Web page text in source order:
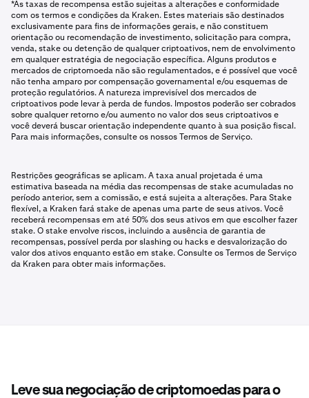
*As taxas de recompensa estão sujeitas a alterações e conformidade
com os termos e condições da Kraken. Estes materiais são destinados
exclusivamente para fins de informações gerais, e não constituem
orientação ou recomendação de investimento, solicitação para compra,
venda, stake ou detenção de qualquer criptoativos, nem de envolvimento
em qualquer estratégia de negociação específica. Alguns produtos e
mercados de criptomoeda não são regulamentados, e é possível que você
não tenha amparo por compensação governamental e/ou esquemas de
proteção regulatórios. A natureza imprevisível dos mercados de
criptoativos pode levar à perda de fundos. Impostos poderão ser cobrados
sobre qualquer retorno e/ou aumento no valor dos seus criptoativos e
você deverá buscar orientação independente quanto à sua posição fiscal.
Para mais informações, consulte os nossos Termos de Serviço.
Restrições geográficas se aplicam. A taxa anual projetada é uma
estimativa baseada na média das recompensas de stake acumuladas no
período anterior, sem a comissão, e está sujeita a alterações. Para Stake
flexível, a Kraken fará stake de apenas uma parte de seus ativos. Você
receberá recompensas em até 50% dos seus ativos em que escolher fazer
stake. O stake envolve riscos, incluindo a ausência de garantia de
recompensas, possível perda por slashing ou hacks e desvalorização do
valor dos ativos enquanto estão em stake. Consulte os Termos de Serviço
da Kraken para obter mais informações.
Leve sua negociação de criptomoedas para o